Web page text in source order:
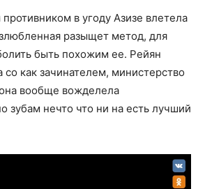
в угоду Азизе влетела
разыщет метод, для
быть похожим ее. Рейян
со как зачинателем, министерство
вообще вожделела
зубам нечто что ни на есть лучший